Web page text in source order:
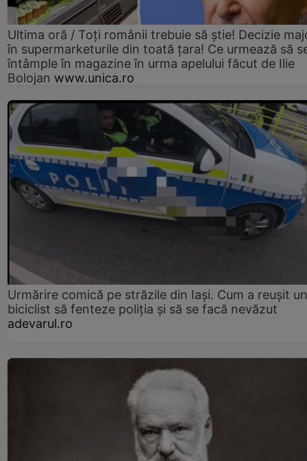
Ultima oră / Toți românii trebuie să știe! Decizie
în supermarketurile din toată țara! Ce urmează să
întâmple în magazine în urma apelului făcut de Ilie
Bolojan www.unica.ro
Urmărire comică pe străzile din Iași. Cum a reușit un
biciclist să fenteze poliția și să se facă nevăzut
adevarul.ro